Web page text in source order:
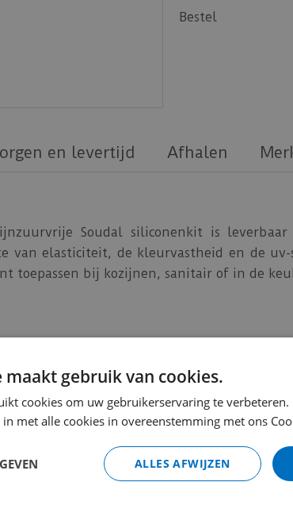
Bestel
en levertijd Afhalen
Soudal siliconenkit is
van elasticiteit, de kleurvastheid en de
toepassen bij kozijnen, sanitair of in de
maakt gebruik van cookies.
cookies om uw gebruikerservaring te
met alle cookies in overeenstemming met ons
ALLES AFWIJZEN